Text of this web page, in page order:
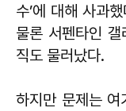
수’에 대해 사과
물론 서펜타인
직도 물러났다.
하지만 문제는 여